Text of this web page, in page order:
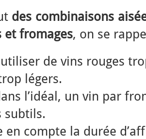
des combinaisons
et fromages, on se
de vins rouges
légers.
l’idéal, un vin par
subtils.
en compte la durée